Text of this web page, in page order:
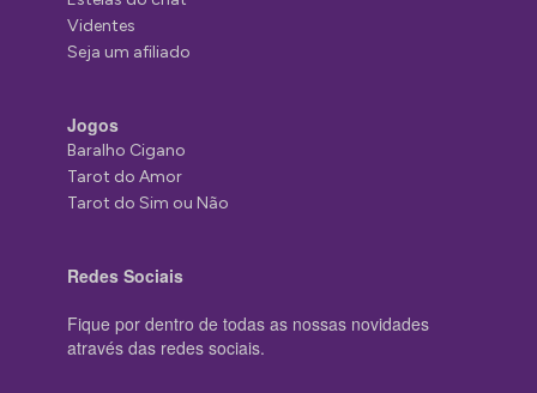
Videntes
Seja um afiliado
Jogos
Baralho Cigano
Tarot do Amor
Tarot do Sim ou Não
Redes Sociais
Fique por dentro de todas as nossas novidades
através das redes sociais.